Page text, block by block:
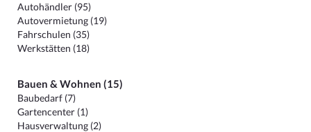
Autohändler (95)
Autovermietung (19)
Fahrschulen (35)
Werkstätten (18)
Bauen & Wohnen (15)
Baubedarf (7)
Gartencenter (1)
Hausverwaltung (2)